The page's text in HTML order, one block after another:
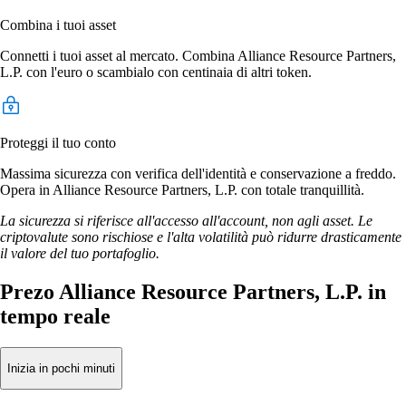
Combina i tuoi asset
Connetti i tuoi asset al mercato. Combina Alliance Resource Partners,
L.P. con l'euro o scambialo con centinaia di altri token.
Proteggi il tuo conto
Massima sicurezza con verifica dell'identità e conservazione a freddo.
Opera in Alliance Resource Partners, L.P. con totale tranquillità.
La sicurezza si riferisce all'accesso all'account, non agli asset. Le
criptovalute sono rischiose e l'alta volatilità può ridurre drasticamente
il valore del tuo portafoglio.
Prezo Alliance Resource Partners, L.P. in
tempo reale
Inizia in pochi minuti